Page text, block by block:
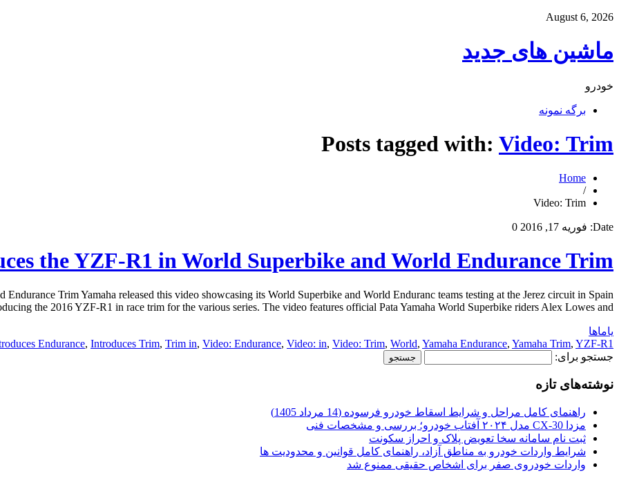
August 6, 2026
ماشین های جدید
خودرو
برگه نمونه
Posts tagged with: Video: Trim
Home
/
Video: Trim
Date: فوریه 17, 2016 0
the YZF-R1 in World Superbike and World Endurance Trim
Trim Yamaha released this video showcasing its World Superbike and World Enduranc teams testing at the Jerez circuit in Spain
the 2016 YZF-R1 in race trim for the various series. The video features official Pata Yamaha World Superbike riders Alex Lowes and […]
یاماها
Endurance, Introduces Trim, Trim in, Video: Endurance, Video: in, Video: Trim, World, Yamaha Endurance, Yamaha Trim, YZF-R1
جستجو برای:
نوشته‌های تازه
راهنمای کامل مراحل و شرایط اسقاط خودرو فرسوده (14 مرداد 1405)
مزدا CX-30 مدل ۲۰۲۴ آفتاب خودرو؛ بررسی و مشخصات فنی
ثبت نام سامانه سخا تعویض پلاک و احراز سکونت
شرایط واردات خودرو به مناطق آزاد، راهنمای کامل قوانین و محدودیت ها
واردات خودروی صفر برای اشخاص حقیقی ممنوع شد